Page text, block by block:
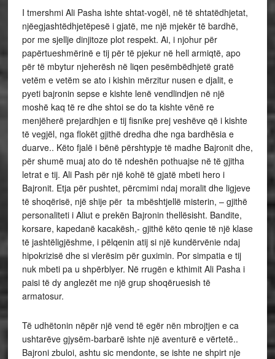
I tmershmi Ali Pasha ishte shtat-vogël, në të shtatëdhjetat,
njëegjashtëdhjetëpesë i gjatë, me një mjekër të bardhë,
por me sjellje dinjitoze plot respekt. Ai, i njohur për
papërtueshmërinë e tij për të pjekur në hell armiqtë, apo
për të mbytur njeherësh në liqen pesëmbëdhjetë gratë
vetëm e vetëm se ato i kishin mërzitur nusen e djalit, e
pyeti bajronin sepse e kishte lenë vendlindjen në një
moshë kaq të re dhe shtoi se do ta kishte vënë re
menjëherë prejardhjen e tij fisnike prej veshëve që i kishte
të vegjël, nga flokët gjithë dredha dhe nga bardhësia e
duarve.. Këto fjalë i bënë përshtypje të madhe Bajronit dhe,
për shumë muaj ato do të ndeshën pothuajse në të gjitha
letrat e tij. Ali Pash për një kohë të gjatë mbeti hero i
Bajronit. Etja për pushtet, përcmimi ndaj moralit dhe ligjeve
të shoqërisë, një shije për ta mbështjellë misterin, – gjithë
personaliteti i Aliut e prekën Bajronin thellësisht. Bandite,
korsare, kapedanë kacakësh,- gjithë këto qenie të një klase
të jashtëligjëshme, i pëlqenin atij si një kundërvënie ndaj
hipokrizisë dhe si vlerësim për guximin. Por simpatia e tij
nuk mbeti pa u shpërblyer. Në rrugën e kthimit Ali Pasha i
paisi të dy anglezët me një grup shoqëruesish të
armatosur.
Të udhëtonin nëpër një vend të egër nën mbrojtjen e ca
ushtarëve gjysëm-barbarë ishte një aventurë e vërtetë..
Bajroni zbuloi, ashtu sic mendonte, se ishte ne shpirt nje